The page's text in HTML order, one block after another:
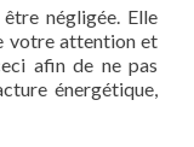
négligée. Elle
votre attention et
afin de ne pas
énergétique,